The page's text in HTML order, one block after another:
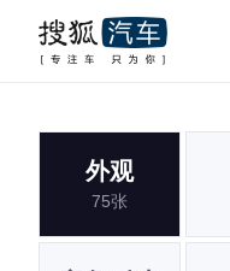
外观
75张